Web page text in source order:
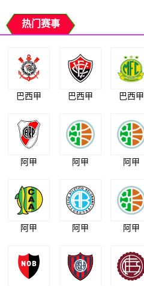
热门赛事
巴西甲 巴西甲 巴西甲
阿甲 阿甲 阿甲
阿甲 阿甲 阿甲